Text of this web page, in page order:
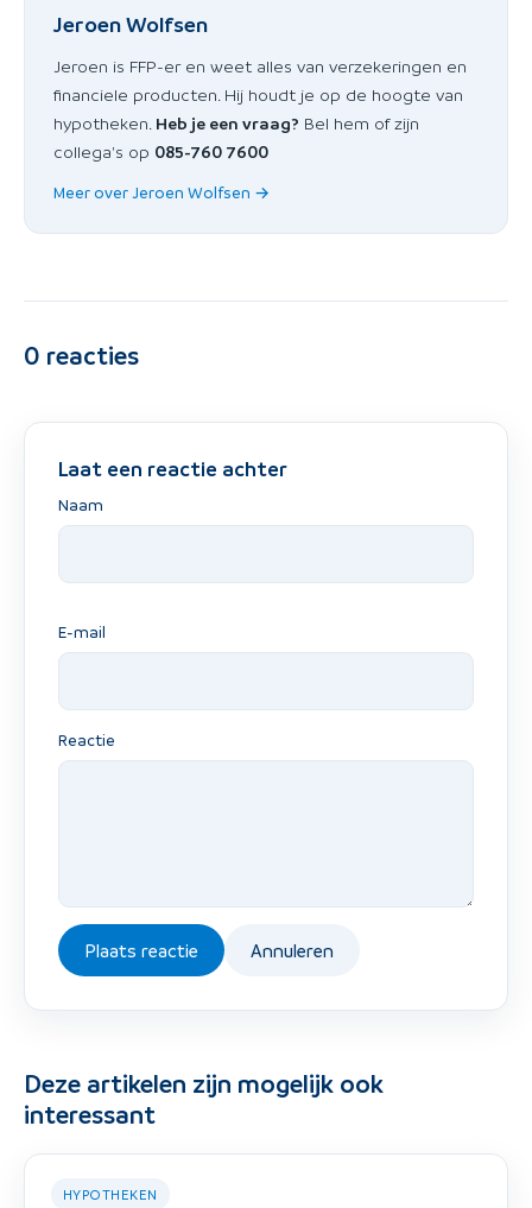
Jeroen Wolfsen
Jeroen is FFP-er en weet alles van verzekeringen en
financiele producten. Hij houdt je op de hoogte van
hypotheken. Heb je een vraag? Bel hem of zijn
collega's op 085-760 7600
Meer over Jeroen Wolfsen →
0 reacties
Laat een reactie achter
Naam
E-mail
Reactie
Plaats reactie Annuleren
Deze artikelen zijn mogelijk ook
interessant
HYPOTHEKEN